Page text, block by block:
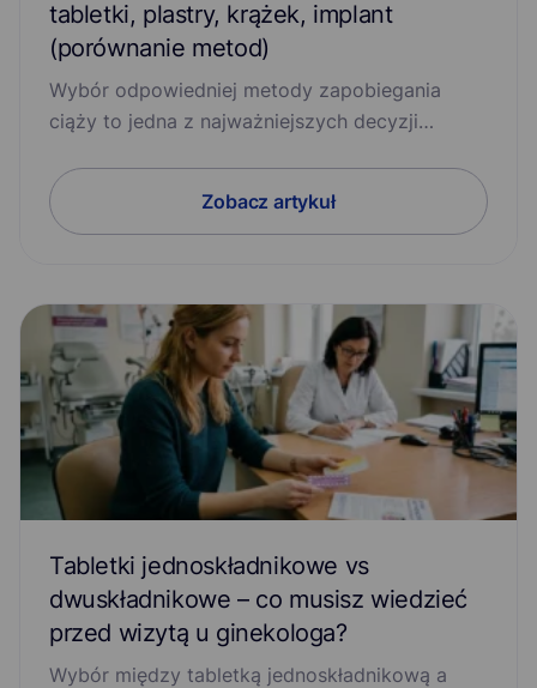
Otyłość Profilaktyka malarii
Profilaktyka po ukąszeniu kleszcza
Przedwczesny wytrysk Stany lękowe
Świerzb Trądzik Układ nerwowy
Wzmocnienie odporności Zaburzenia erekcji
Zaburzenia pamięci Zapalenie gardła
Zapalenie pęcherza moczowego Zapalenie płuc
Zapalenie spojówek Zapalenie zatok
tabletki, plastry, krążek, implant
(porównanie metod)
Wybór odpowiedniej metody zapobiegania
ciąży to jedna z najważniejszych decyzji…
Zobacz artykuł
Tabletki jednoskładnikowe vs
dwuskładnikowe – co musisz wiedzieć
przed wizytą u ginekologa?
Wybór między tabletką jednoskładnikową a